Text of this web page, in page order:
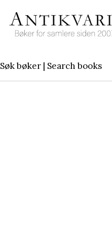
Søk bøker | Search books